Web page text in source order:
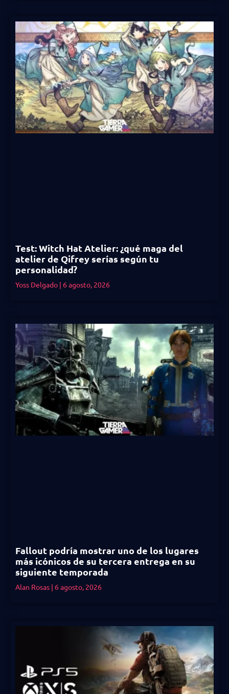
Test: Witch Hat Atelier: ¿qué maga del
atelier de Qifrey serías según tu
personalidad?
Yoss Delgado 6 agosto, 2026
Fallout podría mostrar uno de los lugares
más icónicos de su tercera entrega en su
siguiente temporada
Alan Rosas 6 agosto, 2026